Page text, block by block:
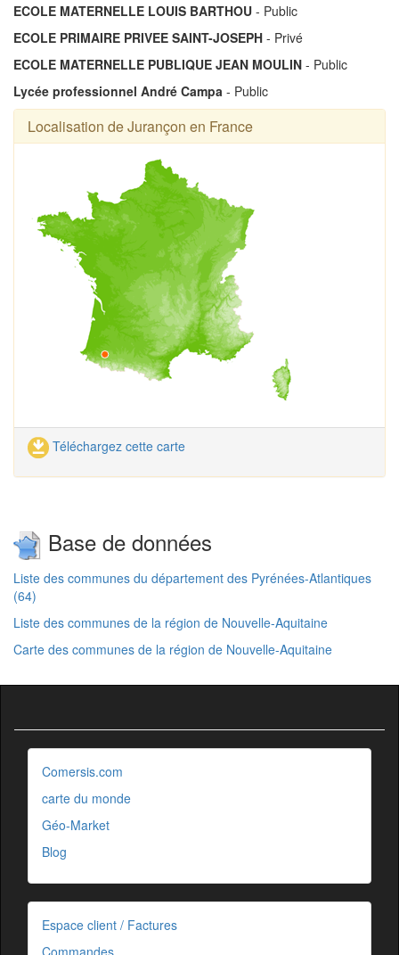
ECOLE MATERNELLE LOUIS BARTHOU - Public
ECOLE PRIMAIRE PRIVEE SAINT-JOSEPH - Privé
ECOLE MATERNELLE PUBLIQUE JEAN MOULIN - Public
Lycée professionnel André Campa - Public
Localisation de Jurançon en France
Téléchargez cette carte
Base de données
Liste des communes du département des Pyrénées-Atlantiques
(64)
Liste des communes de la région de Nouvelle-Aquitaine
Carte des communes de la région de Nouvelle-Aquitaine
Comersis.com
carte du monde
Géo-Market
Blog
Espace client / Factures
Commandes